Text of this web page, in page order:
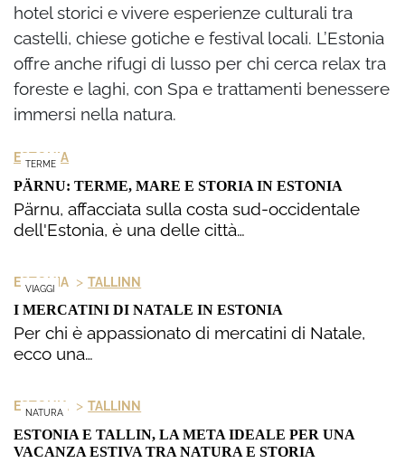
hotel storici e vivere esperienze culturali tra
castelli, chiese gotiche e festival locali. L’Estonia
offre anche rifugi di lusso per chi cerca relax tra
foreste e laghi, con Spa e trattamenti benessere
immersi nella natura.
TERME
ESTONIA
PÄRNU: TERME, MARE E STORIA IN ESTONIA
Pärnu, affacciata sulla costa sud-occidentale
dell'Estonia, è una delle città…
VIAGGI
ESTONIA > TALLINN
I MERCATINI DI NATALE IN ESTONIA
Per chi è appassionato di mercatini di Natale,
ecco una…
NATURA
ESTONIA > TALLINN
ESTONIA E TALLIN, LA META IDEALE PER UNA
VACANZA ESTIVA TRA NATURA E STORIA